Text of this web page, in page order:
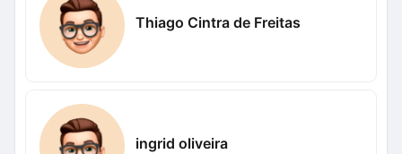
Thiago Cintra de Freitas
ingrid oliveira